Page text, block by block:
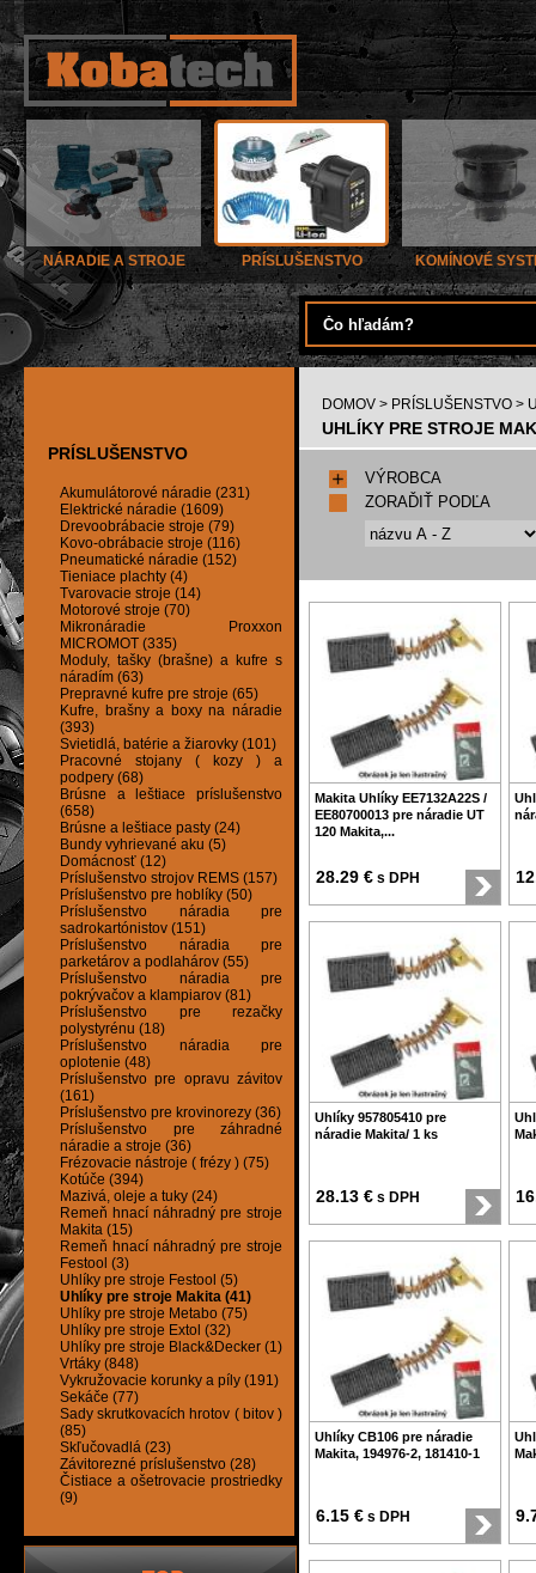
NÁRADIE A STROJE PRÍSLUŠENSTVO KOMÍNOVÉ
PRÍSLUŠENSTVO
Akumulátorové náradie (231)
Elektrické náradie (1609)
Drevoobrábacie stroje (79)
Kovo-obrábacie stroje (116)
Pneumatické náradie (152)
Tieniace plachty (4)
Tvarovacie stroje (14)
Motorové stroje (70)
Mikronáradie Proxxon
MICROMOT (335)
Moduly, tašky (brašne) a kufre s
náradím (63)
Prepravné kufre pre stroje (65)
Kufre, brašny a boxy na náradie
(393)
Svietidlá, batérie a žiarovky (101)
Pracovné stojany ( kozy ) a
podpery (68)
Brúsne a leštiace príslušenstvo
(658)
Brúsne a leštiace pasty (24)
Bundy vyhrievané aku (5)
Domácnosť (12)
Príslušenstvo strojov REMS (157)
Príslušenstvo pre hoblíky (50)
Príslušenstvo náradia pre
sadrokartónistov (151)
Príslušenstvo náradia pre
parketárov a podlahárov (55)
Príslušenstvo náradia pre
pokrývačov a klampiarov (81)
Príslušenstvo pre rezačky
polystyrénu (18)
Príslušenstvo náradia pre
oplotenie (48)
Príslušenstvo pre opravu závitov
(161)
Príslušenstvo pre krovinorezy (36)
Príslušenstvo pre záhradné
náradie a stroje (36)
Frézovacie nástroje ( frézy ) (75)
Kotúče (394)
Mazivá, oleje a tuky (24)
Remeň hnací náhradný pre stroje
Makita (15)
Remeň hnací náhradný pre stroje
Festool (3)
Uhlíky pre stroje Festool (5)
Uhlíky pre stroje Makita (41)
Uhlíky pre stroje Metabo (75)
Uhlíky pre stroje Extol (32)
Uhlíky pre stroje Black&Decker (1)
Vrtáky (848)
Vykružovacie korunky a píly (191)
Sekáče (77)
Sady skrutkovacích hrotov ( bitov )
(85)
Skľučovadlá (23)
Závitorezné príslušenstvo (28)
Čistiace a ošetrovacie prostriedky
(9)
DOMOV > PRÍSLUŠENSTVO >
UHLÍKY PRE STROJE
VÝROBCA
ZORAĎIŤ PODĽA
Makita Uhlíky EE7132A22S /
EE80700013 pre náradie UT
120 Makita,...
28.29 € s DPH
Uhlíky 957805410 pre
náradie Makita/ 1 ks
28.13 € s DPH
Uhlíky CB106 pre náradie
Makita, 194976-2, 181410-1
6.15 € s DPH